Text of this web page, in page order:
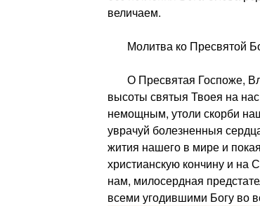
величаем.
Молитва ко Пресвятой
О Пресвятая Госпоже,
высоты святыя Твоея на
немощным, утоли скорби
уврачуй болезненныя
жития нашего в мире и
христианскую кончину и
нам, милосердная
всеми угодившими Богу во